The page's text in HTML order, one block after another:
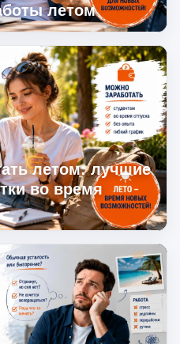
летом
летом: лучшие
во время